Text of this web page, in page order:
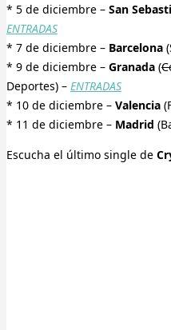
* 5 de diciembre – San
ENTRADAS
* 7 de diciembre – Barcelona
* 9 de diciembre – Granada (
Deportes) – ENTRADAS
* 10 de diciembre – Valencia
* 11 de diciembre – Madrid
Escucha el último single de